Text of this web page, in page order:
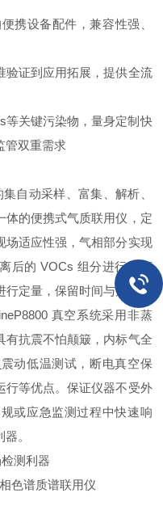
携设备配件，兼容性强、
验证到应用拓展，提供全流
等关键污染物，量身定制快
管双重需求
自动采样、富集、解析、
体的便携式气质联用仪，定
场适应性强，气相部分实现
后的 VOCs 组分进行电离
定量，保留时间与质谱图
真空系统采用非蒸
有抗震不怕颠簸，内标气全
震动低温测试，断电真空保
行等优点。保证仪器不受外
或应急监测过程中快速响
。
色谱质谱联用仪